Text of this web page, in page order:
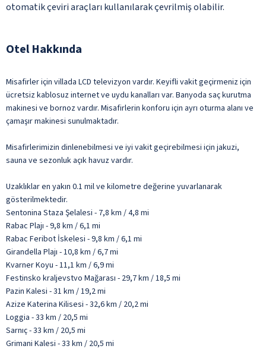
otomatik çeviri araçları kullanılarak çevrilmiş olabilir.
Otel Hakkında
Misafirler için villada LCD televizyon vardır. Keyifli vakit geçirmeniz için
ücretsiz kablosuz internet ve uydu kanalları var. Banyoda saç kurutma
makinesi ve bornoz vardır. Misafirlerin konforu için ayrı oturma alanı ve
çamaşır makinesi sunulmaktadır.
Misafirlerimizin dinlenebilmesi ve iyi vakit geçirebilmesi için jakuzi,
sauna ve sezonluk açık havuz vardır.
Uzaklıklar en yakın 0.1 mil ve kilometre değerine yuvarlanarak
gösterilmektedir.
Sentonina Staza Şelalesi - 7,8 km / 4,8 mi
Rabac Plajı - 9,8 km / 6,1 mi
Rabac Feribot İskelesi - 9,8 km / 6,1 mi
Girandella Plajı - 10,8 km / 6,7 mi
Kvarner Koyu - 11,1 km / 6,9 mi
Festinsko kraljevstvo Mağarası - 29,7 km / 18,5 mi
Pazin Kalesi - 31 km / 19,2 mi
Azize Katerina Kilisesi - 32,6 km / 20,2 mi
Loggia - 33 km / 20,5 mi
Sarnıç - 33 km / 20,5 mi
Grimani Kalesi - 33 km / 20,5 mi